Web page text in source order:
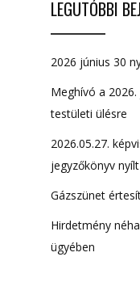
LEGUTÓBBI
2026 június 30
Meghívó a
testületi ülésre
2026.05.27.
jegyzőkönyv nyílt
Gázszünet
Hirdetmény
ügyében